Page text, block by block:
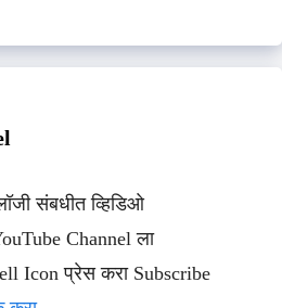
संबधीत व्हिडिओ
Channel ला
Icon प्रेस करा Subscribe